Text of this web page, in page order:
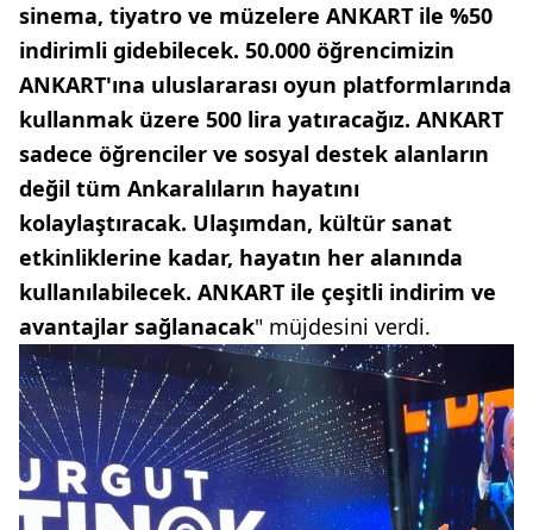
sinema, tiyatro ve müzelere ANKART ile %50
indirimli gidebilecek. 50.000 öğrencimizin
ANKART'ına uluslararası oyun platformlarında
kullanmak üzere 500 lira yatıracağız. ANKART
sadece öğrenciler ve sosyal destek alanların
değil tüm Ankaralıların hayatını
kolaylaştıracak. Ulaşımdan, kültür sanat
etkinliklerine kadar, hayatın her alanında
kullanılabilecek. ANKART ile çeşitli indirim ve
avantajlar sağlanacak" müjdesini verdi.